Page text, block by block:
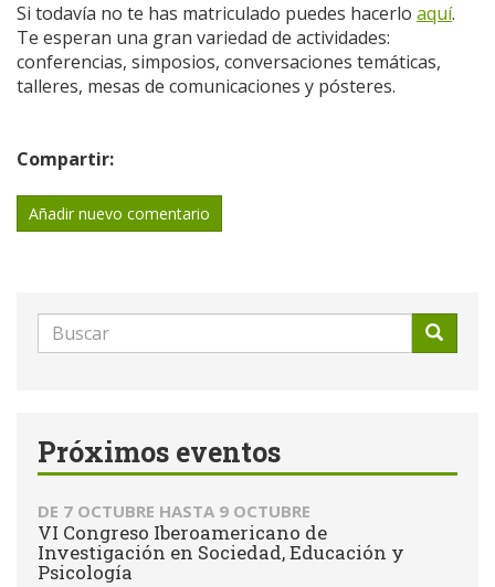
Si todavía no te has matriculado puedes hacerlo aquí.
Te esperan una gran variedad de actividades:
conferencias, simposios, conversaciones temáticas,
talleres, mesas de comunicaciones y pósteres.
Compartir:
Añadir nuevo comentario
Formulario
de
Próximos eventos
DE 7 OCTUBRE HASTA 9 OCTUBRE
VI Congreso Iberoamericano de
Investigación en Sociedad, Educación y
Psicología